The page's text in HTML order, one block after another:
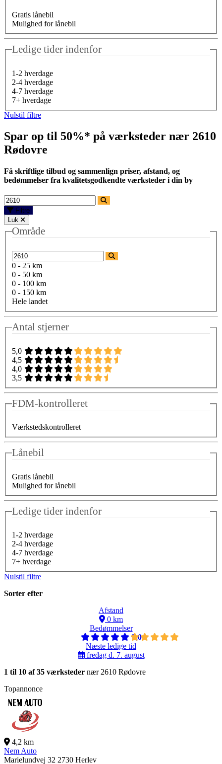
Gratis lånebil
Mulighed for lånebil
Ledige tider indenfor
1-2 hverdage
2-4 hverdage
4-7 hverdage
7+ hverdage
Nulstil filtre
Spar op til 50%* på værksteder nær 2610
Rødovre
Få skriftlige tilbud og sammenlign priser, afstand, og
bedømmelser fra kvalitetsgodkendte værksteder i din by
Filtre
Luk
Område
0 - 25 km
0 - 50 km
0 - 100 km
0 - 150 km
Hele landet
Antal stjerner
5,0
4,5
4,0
3,5
FDM-kontrolleret
Værkstedskontrolleret
Lånebil
Gratis lånebil
Mulighed for lånebil
Ledige tider indenfor
1-2 hverdage
2-4 hverdage
4-7 hverdage
7+ hverdage
Nulstil filtre
Sorter efter
Afstand
0 km
Bedømmelser
5,0
Næste ledige tid
fredag d. 7. august
1 til 10 af 35 værksteder nær 2610 Rødovre
Topannonce
4,2 km
Nem Auto
Marielundvej 32 2730 Herlev